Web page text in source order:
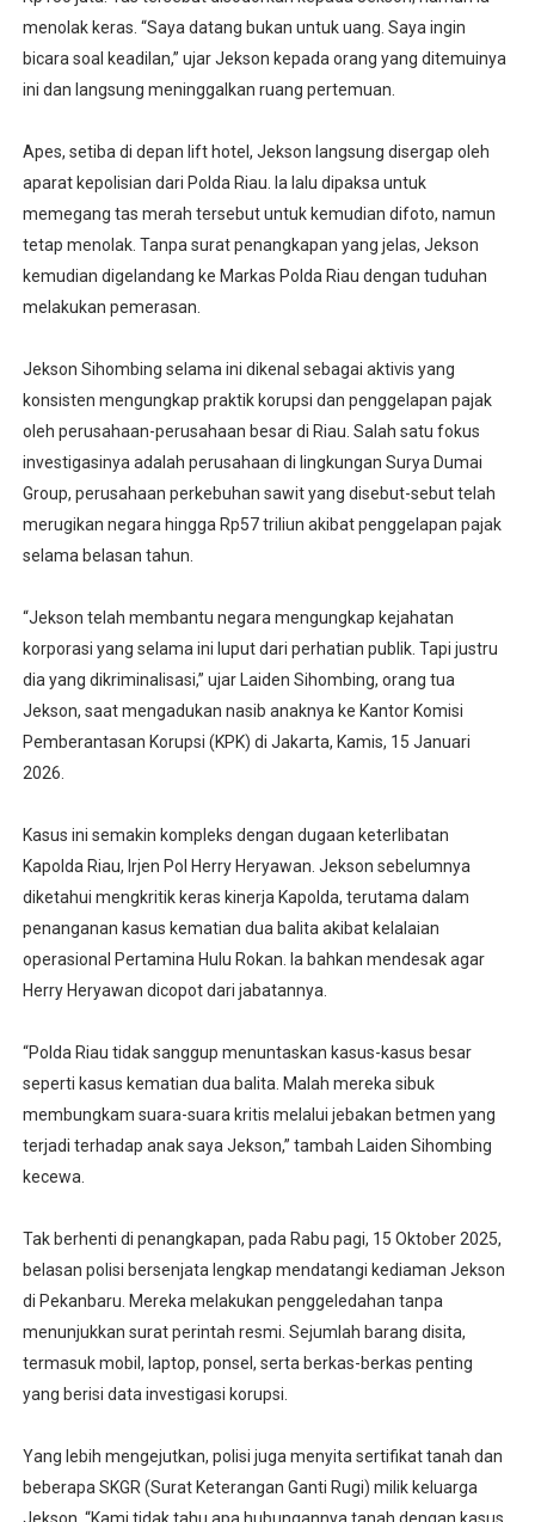
menolak keras. “Saya datang bukan untuk uang. Saya ingin
bicara soal keadilan,” ujar Jekson kepada orang yang ditemuinya
ini dan langsung meninggalkan ruang pertemuan.
Apes, setiba di depan lift hotel, Jekson langsung disergap oleh
aparat kepolisian dari Polda Riau. Ia lalu dipaksa untuk
memegang tas merah tersebut untuk kemudian difoto, namun
tetap menolak. Tanpa surat penangkapan yang jelas, Jekson
kemudian digelandang ke Markas Polda Riau dengan tuduhan
melakukan pemerasan.
Jekson Sihombing selama ini dikenal sebagai aktivis yang
konsisten mengungkap praktik korupsi dan penggelapan pajak
oleh perusahaan-perusahaan besar di Riau. Salah satu fokus
investigasinya adalah perusahaan di lingkungan Surya Dumai
Group, perusahaan perkebuhan sawit yang disebut-sebut telah
merugikan negara hingga Rp57 triliun akibat penggelapan pajak
selama belasan tahun.
“Jekson telah membantu negara mengungkap kejahatan
korporasi yang selama ini luput dari perhatian publik. Tapi justru
dia yang dikriminalisasi,” ujar Laiden Sihombing, orang tua
Jekson, saat mengadukan nasib anaknya ke Kantor Komisi
Pemberantasan Korupsi (KPK) di Jakarta, Kamis, 15 Januari
2026.
Kasus ini semakin kompleks dengan dugaan keterlibatan
Kapolda Riau, Irjen Pol Herry Heryawan. Jekson sebelumnya
diketahui mengkritik keras kinerja Kapolda, terutama dalam
penanganan kasus kematian dua balita akibat kelalaian
operasional Pertamina Hulu Rokan. Ia bahkan mendesak agar
Herry Heryawan dicopot dari jabatannya.
“Polda Riau tidak sanggup menuntaskan kasus-kasus besar
seperti kasus kematian dua balita. Malah mereka sibuk
membungkam suara-suara kritis melalui jebakan betmen yang
terjadi terhadap anak saya Jekson,” tambah Laiden Sihombing
kecewa.
Tak berhenti di penangkapan, pada Rabu pagi, 15 Oktober 2025,
belasan polisi bersenjata lengkap mendatangi kediaman Jekson
di Pekanbaru. Mereka melakukan penggeledahan tanpa
menunjukkan surat perintah resmi. Sejumlah barang disita,
termasuk mobil, laptop, ponsel, serta berkas-berkas penting
yang berisi data investigasi korupsi.
Yang lebih mengejutkan, polisi juga menyita sertifikat tanah dan
beberapa SKGR (Surat Keterangan Ganti Rugi) milik keluarga